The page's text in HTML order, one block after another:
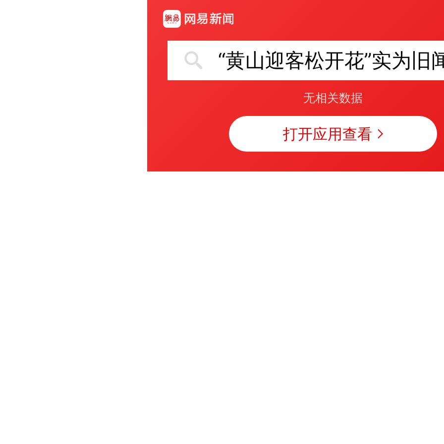
“黄山迎客松开花”实为旧
无相关数据
打开应用查看